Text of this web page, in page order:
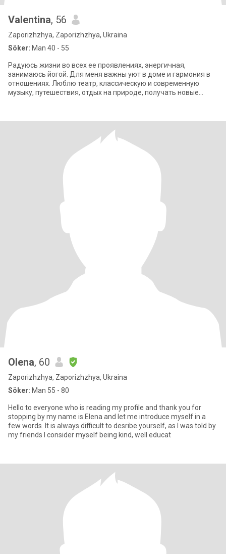
Valentina, 56
Zaporizhzhya, Zaporizhzhya, Ukraina
Söker: Man 40 - 55
Радуюсь жизни во всех ее проявлениях, энергичная,
занимаюсь йогой. Для меня важны уют в доме и гармония в
отношениях. Люблю театр, классическую и современную
музыку, путешествия, отдых на природе, получать новые
Olena, 60
Zaporizhzhya, Zaporizhzhya, Ukraina
Söker: Man 55 - 80
Hello to everyone who is reading my profile and thank you for
stopping by my name is Elena and let me introduce myself in a
few words. It is always difficult to desribe yourself, as I was told by
my friends I consider myself being kind, well educat